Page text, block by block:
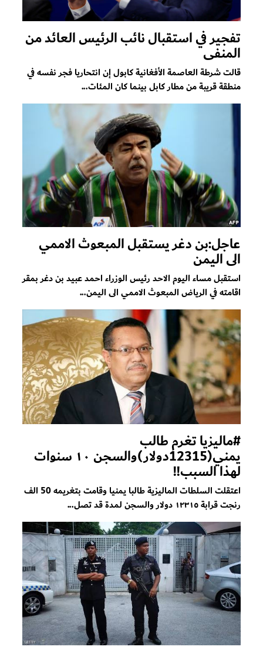
تفجير في استقبال نائب الرئيس العائد من
المنفى
قالت شرطة العاصمة الأفغانية كابول إن انتحاريا فجر نفسه في
منطقة قريبة من مطار كابل بينما كان المئات...
عاجل:بن دغر يستقبل المبعوث الاممي
الى اليمن
استقبل مساء اليوم الاحد رئيس الوزراء احمد عبيد بن دغر بمقر
اقامته في الرياض المبعوث الاممي الى اليمن...
#ماليزيا تغرم طالب
يمني(12315دولار)والسجن ١٠ سنوات
لهذا السبب!!
اعتقلت السلطات الماليزية طالبا يمنيا وقامت بتغريمه 50 الف
رنجت قرابة ١٢٣١٥ دولار والسجن لمدة قد تصل...